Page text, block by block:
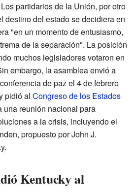
partidarios de la Unión, por otro
destino del estado se decidiera en
"en un momento de entusiasmo,
de la separación". La posición
muchos legisladores votaron en
embargo, la asamblea envió a
de paz el 4 de febrero
pidió al Congreso de los Estados
una reunión nacional para
a la crisis, incluyendo el
propuesto por John J.
Kentucky al